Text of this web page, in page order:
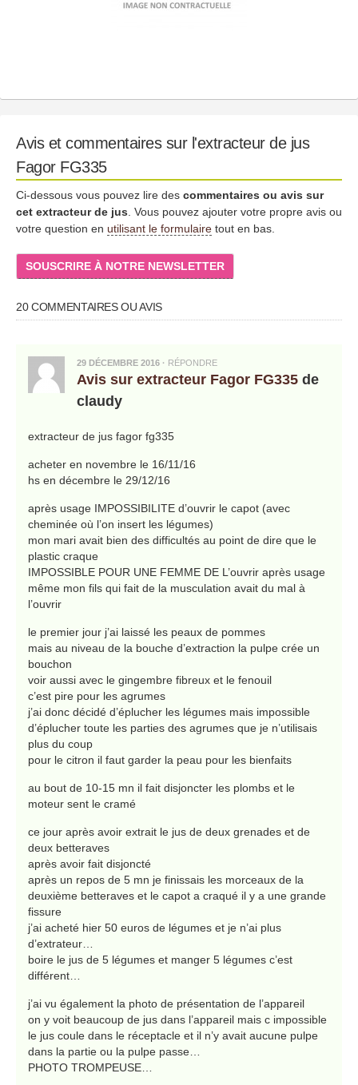
Avis et commentaires sur l'extracteur de jus
Fagor FG335
Ci-dessous vous pouvez lire des commentaires ou avis sur
cet extracteur de jus . Vous pouvez ajouter votre propre avis ou
votre question en utilisant le formulaire tout en bas.
SOUSCRIRE À NOTRE NEWSLETTER
20 COMMENTAIRES OU AVIS
29 DÉCEMBRE 2016 · RÉPONDRE
Avis sur extracteur Fagor FG335 de
claudy
extracteur de jus fagor fg335
acheter en novembre le 16/11/16
hs en décembre le 29/12/16
après usage IMPOSSIBILITE d’ouvrir le capot (avec
cheminée où l’on insert les légumes)
mon mari avait bien des difficultés au point de dire que le
plastic craque
IMPOSSIBLE POUR UNE FEMME DE L’ouvrir après usage
même mon fils qui fait de la musculation avait du mal à
l’ouvrir
le premier jour j’ai laissé les peaux de pommes
mais au niveau de la bouche d’extraction la pulpe crée un
bouchon
voir aussi avec le gingembre fibreux et le fenouil
c’est pire pour les agrumes
j’ai donc décidé d’éplucher les légumes mais impossible
d’éplucher toute les parties des agrumes que je n’utilisais
plus du coup
pour le citron il faut garder la peau pour les bienfaits
au bout de 10-15 mn il fait disjoncter les plombs et le
moteur sent le cramé
ce jour après avoir extrait le jus de deux grenades et de
deux betteraves
après avoir fait disjoncté
après un repos de 5 mn je finissais les morceaux de la
deuxième betteraves et le capot a craqué il y a une grande
fissure
j’ai acheté hier 50 euros de légumes et je n’ai plus
d’extrateur…
boire le jus de 5 légumes et manger 5 légumes c’est
différent…
j’ai vu également la photo de présentation de l’appareil
on y voit beaucoup de jus dans l’appareil mais c impossible
le jus coule dans le réceptacle et il n’y avait aucune pulpe
dans la partie ou la pulpe passe…
PHOTO TROMPEUSE…